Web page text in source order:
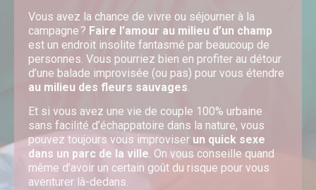
Vous avez la chance de vivre ou séjourner à la
campagne ? Faire l’amour au milieu d’un champ
est un endroit insolite fantasmé par beaucoup de
personnes. Vous pourriez bien en profiter au détour
d’une balade improvisée (ou pas) pour vous étendre
au milieu des fleurs sauvages.
Et si vous avez une vie de couple 100% urbaine
sans facilité d’échappatoire dans la nature, vous
pouvez toujours vous improviser un quick sexe
dans un parc de la ville. On vous conseille quand
même d’avoir un certain goût du risque pour vous
aventurer là-dedans.